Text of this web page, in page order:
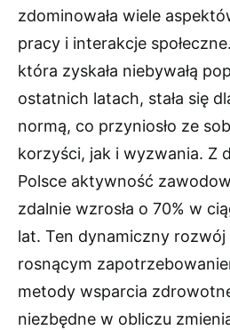
zdominowała wiele
pracy i interakcje
która zyskała niebywałą
ostatnich latach, stała się
normą, co przyniosło ze
korzyści, jak i wyzwania. Z
Polsce aktywność
zdalnie wzrosła o 70% w
lat. Ten dynamiczny rozwój
rosnącym
metody wsparcia
niezbędne w obliczu